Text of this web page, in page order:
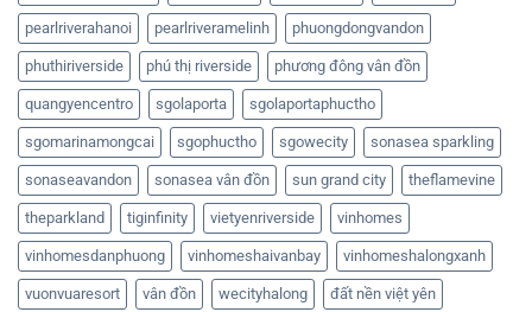
pearlriverahanoi pearlriveramelinh phuongdongvandon
phuthiriverside phú thị riverside phương đông vân đồn
quangyencentro sgolaporta sgolaportaphuctho
sgomarinamongcai sgophuctho sgowecity sonasea sparkling
sonaseavandon sonasea vân đồn sun grand city theflamevine
theparkland tiginfinity vietyenriverside vinhomes
vinhomesdanphuong vinhomeshaivanbay vinhomeshalongxanh
vuonvuaresort vân đồn wecityhalong đất nền việt yên